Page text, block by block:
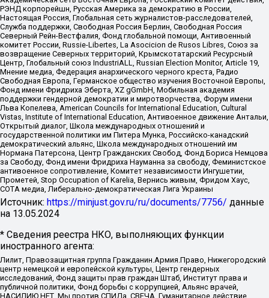
РЭНД корпорейшн, Русская Америка за демократию в России,
Настоящая Россия, Глобальная сеть журналистов-расследователей,
Служба поддержки, Свободная Россия Берлин, Свободная Россия
Северный Рейн-Вестфалия, Фонд глобальной помощи, Антивоенный
комитет России, Russie-Libertes, La Asocicion de Rusos Libres, Союз за
возвращение Северных территорий, Крымскотатарский Ресурсный
Центр, Глобальный союз IndustriALL, Russian Election Monitor, Article 19,
Мнение медиа, Федерация анархического черного креста, Радио
Свободная Европа, Германское общество изучения Восточной Европы,
Фонд имени Фридриха Эберта, XZ gGmbH, Мобильная академия
поддержки гендерной демократии и миротворчества, Форум имени
Льва Копелева, American Councils for International Education, Cultural
Vistas, Institute of International Education, Антивоенное движение Антальи,
Открытый диалог, Школа международных отношений и
государственной политики им Питера Мунка, Российско-канадский
демократический альянс, Школа международных отношений им
Нормана Патерсона, Центр Гражданских Свобод, Фонд Бориса Немцова
за Свободу, Фонд имени Фридриха Науманна за свободу, Феминистское
антивоенное сопротивление, Комитет независимости Ингушетии,
Прометей, Stop Occupation of Karelia, Вернись живым, Фридом Хаус,
СОТА медиа, Либерально-демократическая Лига Украины
Источник: https://minjust.gov.ru/ru/documents/7756/ данные
на 13.05.2024
* Сведения реестра НКО, выполняющих функции
иностранного агента:
Лилит, Правозащитная группа Гражданин.Армия.Право, Нижегородский
центр немецкой и европейской культуры, Центр гендерных
исследований, Фонд защиты прав граждан Штаб, Институт права и
публичной политики, Фонд борьбы с коррупцией, Альянс врачей,
НАСИЛИЮ.НЕТ, Мы против СПИДа, СВЕЧА, Гуманитарное действие,